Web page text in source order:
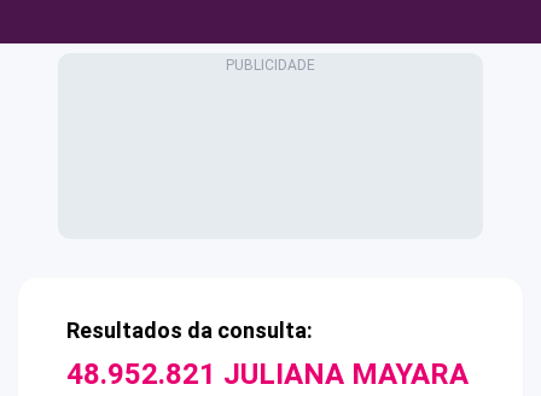
Resultados da consulta:
48.952.821 JULIANA MAYARA